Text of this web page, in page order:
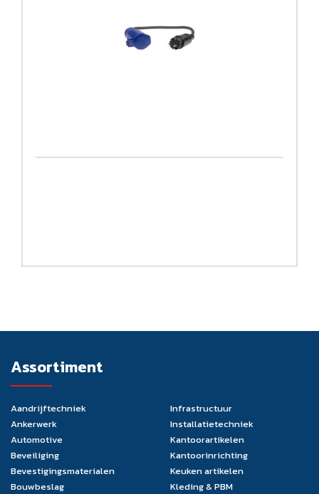
Assortiment
Aandrijftechniek
Ankerwerk
Automotive
Beveiliging
Bevestigingsmaterialen
Bouwbeslag
Infrastructuur
Installatietechniek
Kantoorartikelen
Kantoorinrichting
Keuken artikelen
Kleding & PBM